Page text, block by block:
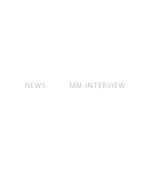
NEWS MM-INTERVIEW